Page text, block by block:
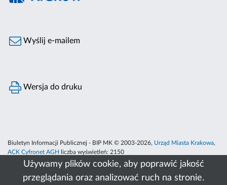
Używamy plików cookie, aby poprawić jakość
przeglądania oraz analizować ruch na stronie.
Wyślij e-mailem
Wersja do druku
Biuletyn Informacji Publicznej - BIP MK © 2003-2026, Urząd Miasta Krakowa,
ACK Cyfronet AGH
liczba wyświetleń: 2150